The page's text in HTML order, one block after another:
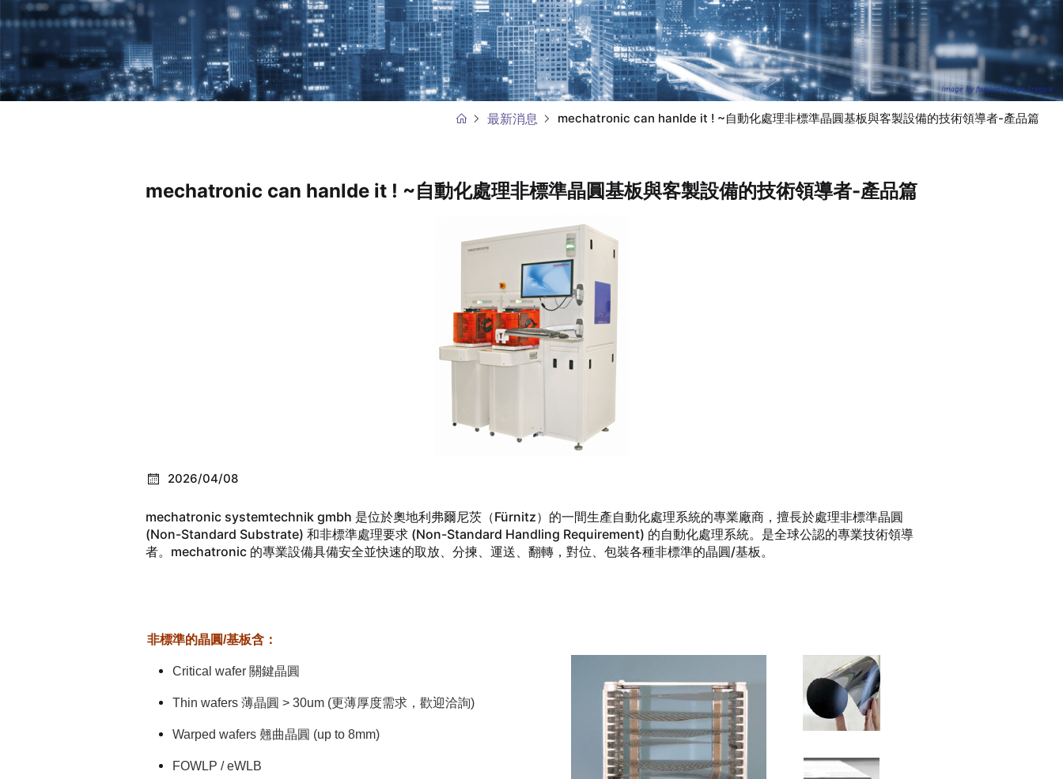
最新消息 mechatronic can hanlde it ! ~自動化處理非標準晶圓基板與客製設備的技術領導者-產品篇
mechatronic can hanlde it ! ~自動化處理非標準晶圓基板與客製設備的技術領導者-產品篇
2026/04/08
mechatronic systemtechnik gmbh 是位於奧地利弗爾尼茨（Fürnitz）的一間生產自動化處理系統的專業廠商，擅長於處理非標準晶圓
(Non-Standard Substrate) 和非標準處理要求 (Non-Standard Handling Requirement) 的自動化處理系統。是全球公認的專業技術領導
者。mechatronic 的專業設備具備安全並快速的取放、分揀、運送、翻轉，對位、包裝各種非標準的晶圓/基板。
非標準的晶圓/基板含：
Critical wafer 關鍵晶圓
Thin wafers 薄晶圓 > 30um (更薄厚度需求，歡迎洽詢)
Warped wafers 翹曲晶圓 (up to 8mm)
FOWLP / eWLB